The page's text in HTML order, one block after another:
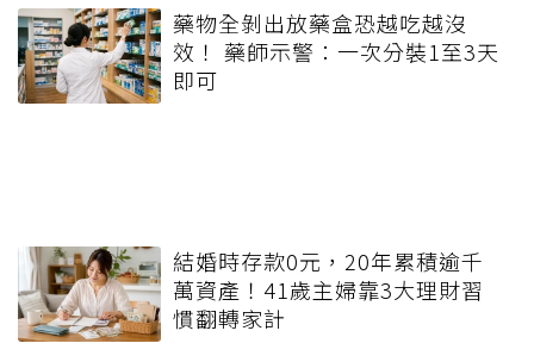
藥物全剝出放藥盒恐越吃越沒
效！ 藥師示警：一次分裝1至3天
即可
結婚時存款0元，20年累積逾千
萬資產！41歲主婦靠3大理財習
慣翻轉家計